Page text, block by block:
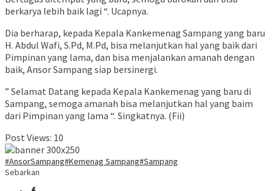
berkarya lebih baik lagi “. Ucapnya.
Dia berharap, kepada Kepala Kankemenag Sampang yang baru
H. Abdul Wafi, S.Pd, M.Pd, bisa melanjutkan hal yang baik dari
Pimpinan yang lama, dan bisa menjalankan amanah dengan
baik, Ansor Sampang siap bersinergi.
” Selamat Datang kepada Kepala Kankemenag yang baru di
Sampang, semoga amanah bisa melanjutkan hal yang baim
dari Pimpinan yang lama “. Singkatnya. (Fii)
Post Views: 10
#AnsorSampang#Kemenag Sampang#Sampang
Sebarkan